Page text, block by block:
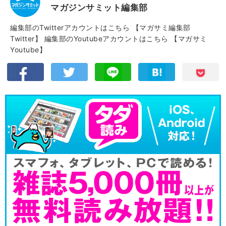
マガジンサミット編集部
編集部のTwitterアカウントはこちら
【マガサミ編集部
Twitter】
編集部のYoutubeアカウントはこちら
【マガサミ
Youtube】